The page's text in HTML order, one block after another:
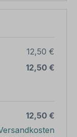
12,50 €
12,50 €
12,50 €